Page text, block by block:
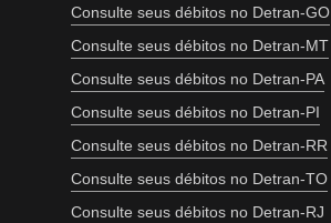
Consulte seus débitos no Detran-GO
Consulte seus débitos no Detran-MT
Consulte seus débitos no Detran-PA
Consulte seus débitos no Detran-PI
Consulte seus débitos no Detran-RR
Consulte seus débitos no Detran-TO
Consulte seus débitos no Detran-RJ